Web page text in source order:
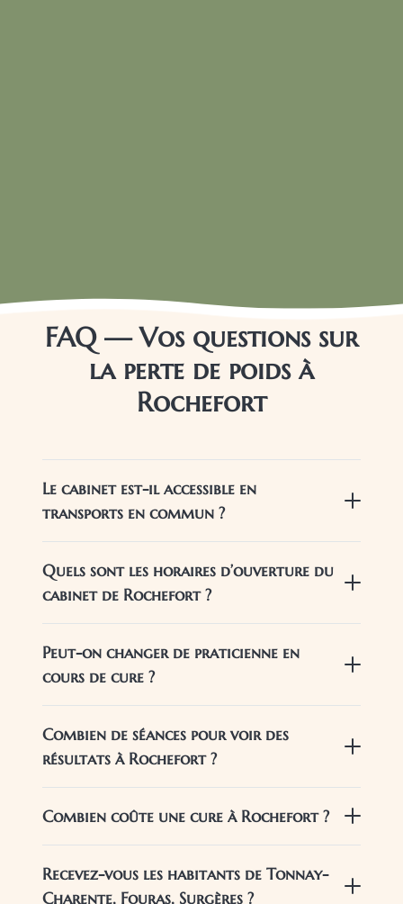
FAQ — Vos questions sur
la perte de poids à
Rochefort
Le cabinet est-il accessible en
transports en commun ?
Quels sont les horaires d’ouverture du
cabinet de Rochefort ?
Peut-on changer de praticienne en
cours de cure ?
Combien de séances pour voir des
résultats à Rochefort ?
Combien coûte une cure à Rochefort ?
Recevez-vous les habitants de Tonnay-
Charente, Fouras, Surgères ?